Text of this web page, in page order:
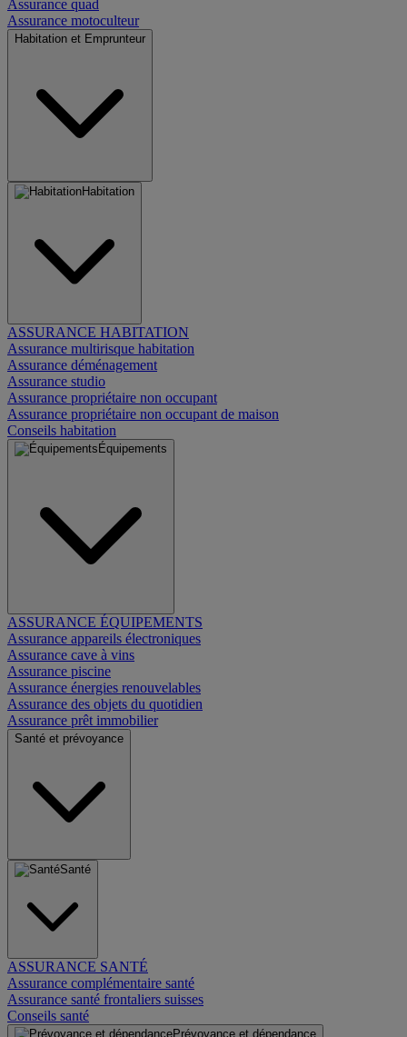
Assurance quad
Assurance motoculteur
Habitation et Emprunteur
Habitation
ASSURANCE HABITATION
Assurance multirisque habitation
Assurance déménagement
Assurance studio
Assurance propriétaire non occupant
Assurance propriétaire non occupant de maison
Conseils habitation
Équipements
ASSURANCE ÉQUIPEMENTS
Assurance appareils électroniques
Assurance cave à vins
Assurance piscine
Assurance énergies renouvelables
Assurance des objets du quotidien
Assurance prêt immobilier
Santé et prévoyance
Santé
ASSURANCE SANTÉ
Assurance complémentaire santé
Assurance santé frontaliers suisses
Conseils santé
Prévoyance et dépendance